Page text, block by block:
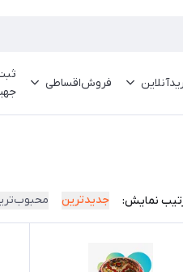
فروش‌اقساطی
نمایش: جدیدترین